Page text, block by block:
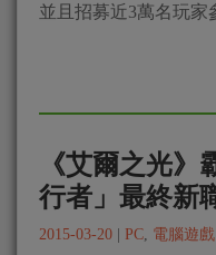
並且招募近3萬名玩家
《艾爾之光
行者」最終新
2015-03-20 | PC 電腦遊戲